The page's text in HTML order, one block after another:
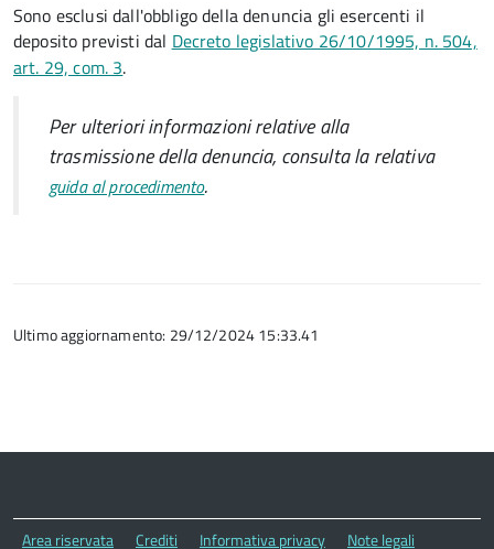
Sono esclusi dall'obbligo della denuncia gli esercenti il
deposito previsti dal Decreto legislativo 26/10/1995, n. 504,
art. 29, com. 3.
Per ulteriori informazioni relative alla
trasmissione della denuncia, consulta la relativa
guida al procedimento.
Ultimo aggiornamento: 29/12/2024 15:33.41
Area riservata Crediti Informativa privacy Note legali